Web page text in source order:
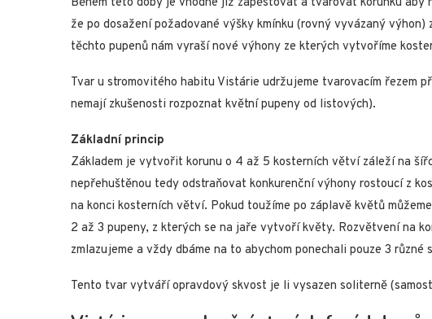
že po dosažení požadované výšky kmínku (rovný vyvázaný
těchto pupenů nám vyraší nové výhony ze kterých vytvoříme
Tvar u stromovitého habitu Vistárie udržujeme tvarovacím řezem
nemají zkušenosti rozpoznat květní pupeny od listových).
Základní princip
Základem je vytvořit korunu o 4 až 5 kosterních větví záleží na
nepřehuštěnou tedy odstraňovat konkurenční výhony rostoucí z
na konci kosterních větví. Pokud toužíme po záplavě květů
2 až 3 pupeny, z kterých se na jaře vytvoří květy. Rozvětvení na
zmlazujeme a vždy dbáme na to abychom ponechali pouze 3 různé
Tento tvar vytváří opravdový skvost je li vysazen soliterně